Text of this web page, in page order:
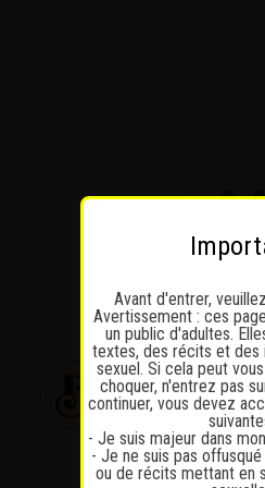
Avant d'entrer,
Avertissement : ces
un public d'adultes.
textes, des récits et des
sexuel. Si cela peut
choquer, n'entrez pas
continuer, vous devez
- Je suis majeur dans
- Je ne suis pas
ou de récits mettant en